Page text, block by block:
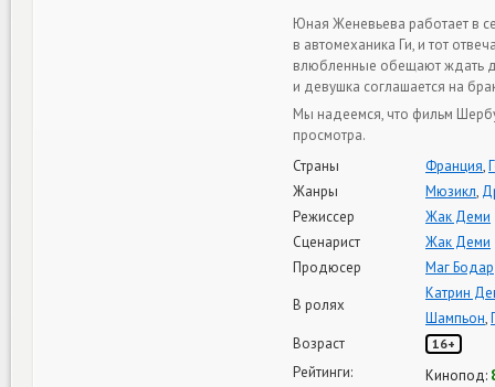
Юная Женевьева работает в
в автомеханика Ги, и тот
влюбленные обещают ждать
и девушка соглашается на
Мы надеемся, что фильм
просмотра.
Страны
Франция,
Жанры
Мюзикл,
Режиссер
Жак Деми
Сценарист
Жак Деми
Продюсер
Маг Бодар
В ролях
Катрин
Шампьон,
Возраст
16+
Рейтинги: Кинопод: